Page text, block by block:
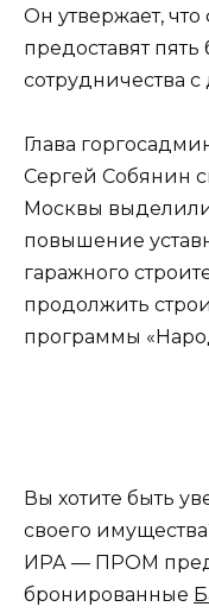
Он утвержает,
предоставят
сотрудничества
Глава
Сергей Собянин
Москвы
повышение
гаражного
продолжить
программы
Вы хотите быть
своего
ИРА — ПРОМ
бронированные